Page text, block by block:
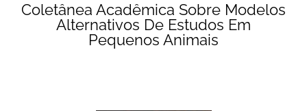
Coletânea Acadêmica Sobre Modelos
Alternativos De Estudos Em
Pequenos Animais